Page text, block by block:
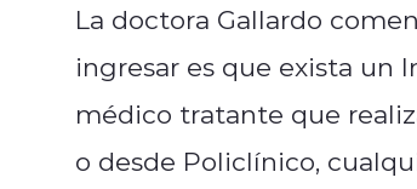
La doctora Gallardo
ingresar es que exista un
médico tratante que
o desde Policlínico,